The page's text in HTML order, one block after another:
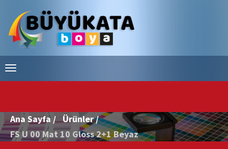
Ana Sayfa / Ürünler /
FS U 00 Mat 10 Gloss 2+1 Beyaz